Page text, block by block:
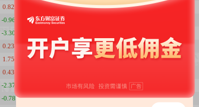
0.82 59.43万 1236.16万 0.35
-0.96 52.62万
-3.30
0.23 52.77万 1136.62万 0.31
1.75 54.91万 1179.97万 0.32
0.43
-2.37 1443.24万
-0.78 70.56万 1519.82万 0.41